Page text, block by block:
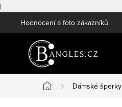
|
na
Hodnocení a foto zákazníků
Domů
Dámské šperky